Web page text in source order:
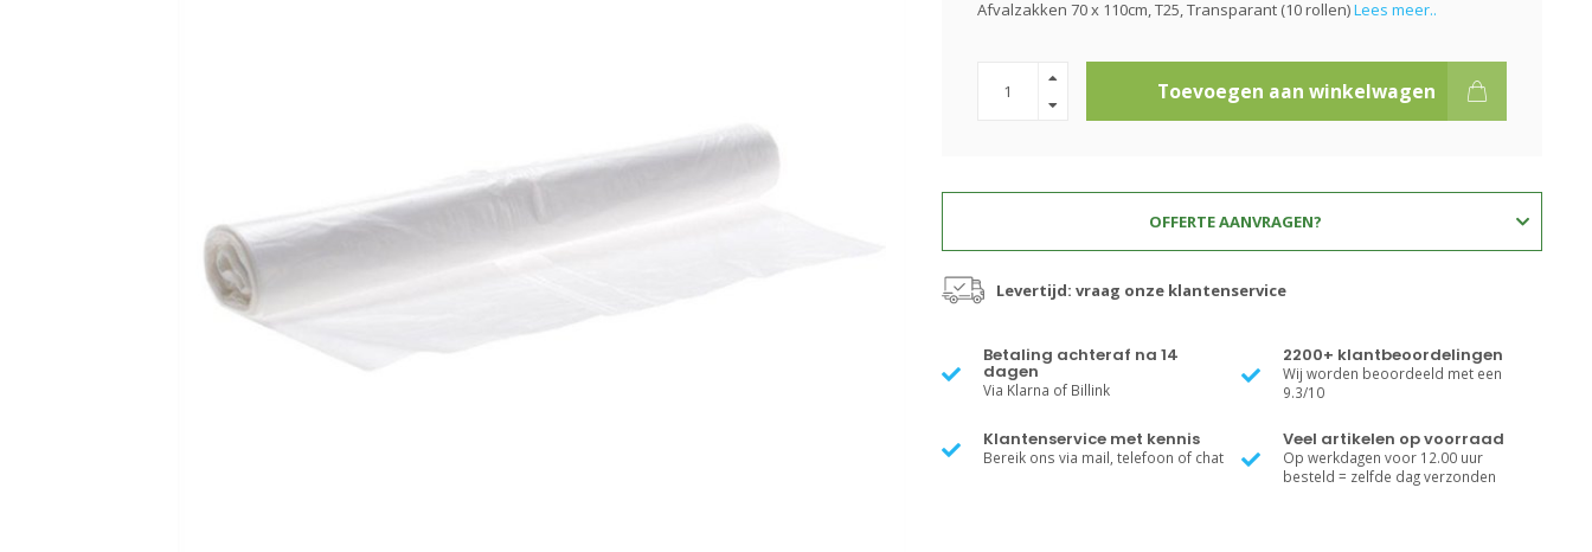
Afvalzakken 70 x 110cm, T25, Transparant (10 rollen)Lees meer..
Toevoegen aan winkelwagen
OFFERTE AANVRAGEN?
Levertijd: vraag onze klantenservice
Betaling achteraf na 14
dagen
Via Klarna of Billink
2200+ klantbeoordelingen
Wij worden beoordeeld met een
9.3/10
Klantenservice met kennis
Bereik ons via mail, telefoon of chat
Veel artikelen op voorraad
Op werkdagen voor 12.00 uur
besteld = zelfde dag verzonden